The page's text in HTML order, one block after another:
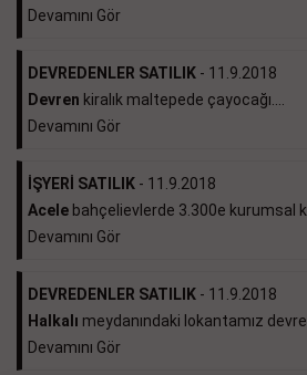
Devamını Gör
DEVREDENLER SATILIK - 11.9.2018
Devren kiralık maltepede çayocağı....
Devamını Gör
İŞYERİ SATILIK - 11.9.2018
Acele bahçelievlerde 3.300e kurumsal
Devamını Gör
DEVREDENLER SATILIK - 11.9.2018
Halkalı meydanındaki lokantamız
Devamını Gör